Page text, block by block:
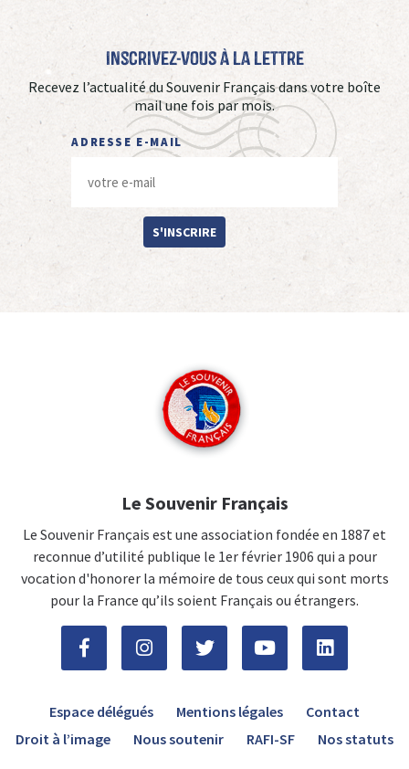
Inscrivez-vous à La Lettre
Recevez l’actualité du Souvenir Français dans votre boîte
mail une fois par mois.
ADRESSE E-MAIL
S'INSCRIRE
Le Souvenir Français
Le Souvenir Français est une association fondée en 1887 et
reconnue d’utilité publique le 1er février 1906 qui a pour
vocation d'honorer la mémoire de tous ceux qui sont morts
pour la France qu’ils soient Français ou étrangers.
Espace délégués Mentions légales
Contact
Droit à l’image
Nous soutenir RAFI-SF Nos statuts